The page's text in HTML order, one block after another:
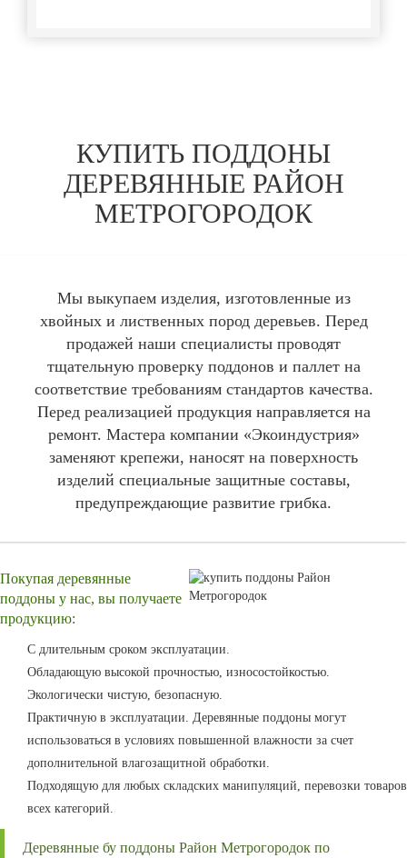
КУПИТЬ ПОДДОНЫ
ДЕРЕВЯННЫЕ РАЙОН
МЕТРОГОРОДОК
Мы выкупаем изделия, изготовленные из
хвойных и лиственных пород деревьев. Перед
продажей наши специалисты проводят
тщательную проверку поддонов и паллет на
соответствие требованиям стандартов качества.
Перед реализацией продукция направляется на
ремонт. Мастера компании «Экоиндустрия»
заменяют крепежи, наносят на поверхность
изделий специальные защитные составы,
предупреждающие развитие грибка.
Покупая деревянные
поддоны у нас, вы получаете
продукцию:
С длительным сроком эксплуатации.
Обладающую высокой прочностью, износостойкостью.
Экологически чистую, безопасную.
Практичную в эксплуатации. Деревянные поддоны могут
использоваться в условиях повышенной влажности за счет
дополнительной влагозащитной обработки.
Подходящую для любых складских манипуляций, перевозки товаров
всех категорий.
Деревянные бу поддоны Район Метрогородок по